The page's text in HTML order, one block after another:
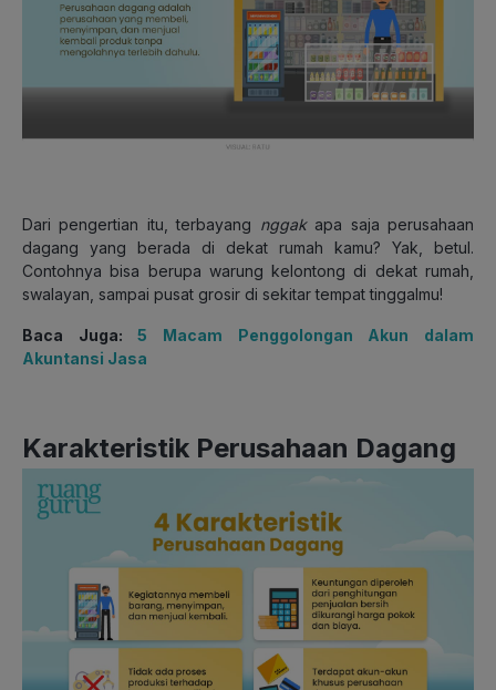
Dari pengertian itu, terbayang nggakapa saja perusahaan
dagang yang berada di dekat rumah kamu? Yak, betul.
Contohnya bisa berupa warung kelontong di dekat rumah,
swalayan, sampai pusat grosir di sekitar tempat tinggalmu!
Baca Juga:5 Macam Penggolongan Akun dalam
Akuntansi Jasa
Karakteristik Perusahaan Dagang